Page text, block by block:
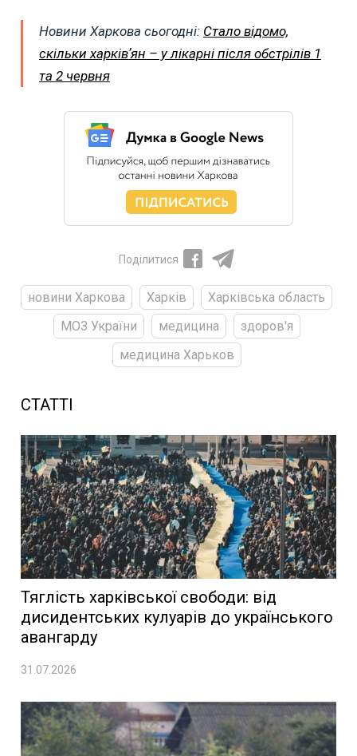
Новини Харкова сьогодні: Стало відомо,
скільки харківʼян – у лікарні після обстрілів 1
та 2 червня
Поділитися
новини Харкова Харків
Харківська область
МОЗ України
медицина
здоров'я
медицина Харьков
СТАТТІ
Тяглість харківської свободи: від
дисидентських кулуарів до українського
авангарду
31.07.2026